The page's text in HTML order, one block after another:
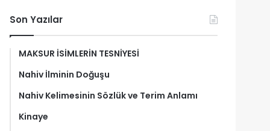
Son Yazılar
MAKSUR İSİMLERİN TESNİYESİ
Nahiv İlminin Doğuşu
Nahiv Kelimesinin Sözlük ve Terim Anlamı
Kinaye